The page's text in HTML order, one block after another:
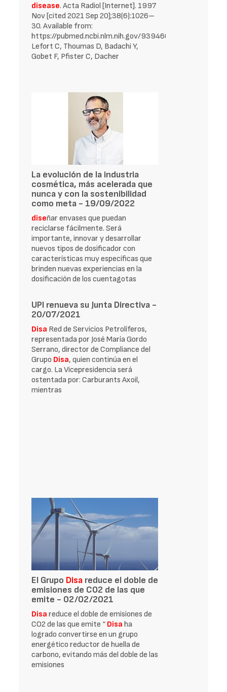
disease. Acta Radiol [Internet]. 1997
Nov [cited 2021 Sep 20];38(6):1026–
30. Available from:
https://pubmed.ncbi.nlm.nih.gov/9394663/
Lefort C, Thoumas D, Badachi Y,
Gobet F, Pfister C, Dacher
La evolución de la industria
cosmética, más acelerada que
nunca y con la sostenibilidad
como meta - 19/09/2022
dise­ñar envases que puedan
reciclarse fácilmente. Será
importante, innovar y desarrollar
nuevos tipos de dosificador con
características muy específicas que
brinden nuevas expe­riencias en la
dosificación de los cuentagotas
UPI renueva su Junta Directiva -
20/07/2021
Disa Red de Servicios Petrolíferos,
representada por José María Gordo
Serrano, director de Compliance del
Grupo Disa, quien continúa en el
cargo. La Vicepresidencia será
ostentada por: Carburants Axoil,
mientras
El Grupo Disa reduce el doble de
emisiones de CO2 de las que
emite - 02/02/2021
Disa reduce el doble de emisiones de
CO2 de las que emite “ Disa ha
logrado convertirse en un grupo
energético reductor de huella de
carbono, evitando más del doble de las
emisiones